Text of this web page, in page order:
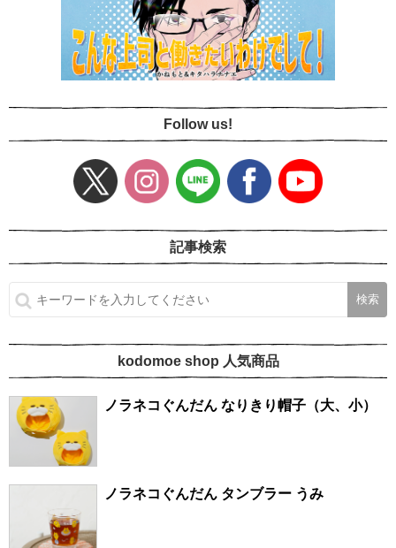
Follow us!
記事検索
kodomoe shop 人気商品
ノラネコぐんだん なりきり帽子（大、小）
ノラネコぐんだん タンブラー うみ